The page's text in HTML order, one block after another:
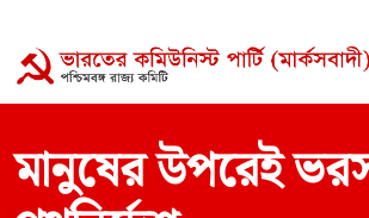
মানুষের উপরেই